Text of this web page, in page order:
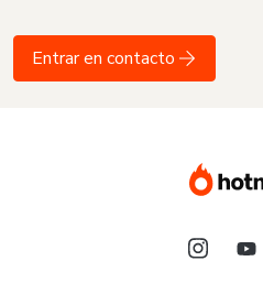
Entrar en contacto